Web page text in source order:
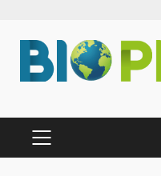
Inhalt
springen
PRIMÄRES
MENÜ